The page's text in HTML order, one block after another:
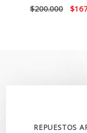
$200.000
El
$
REPUESTOS